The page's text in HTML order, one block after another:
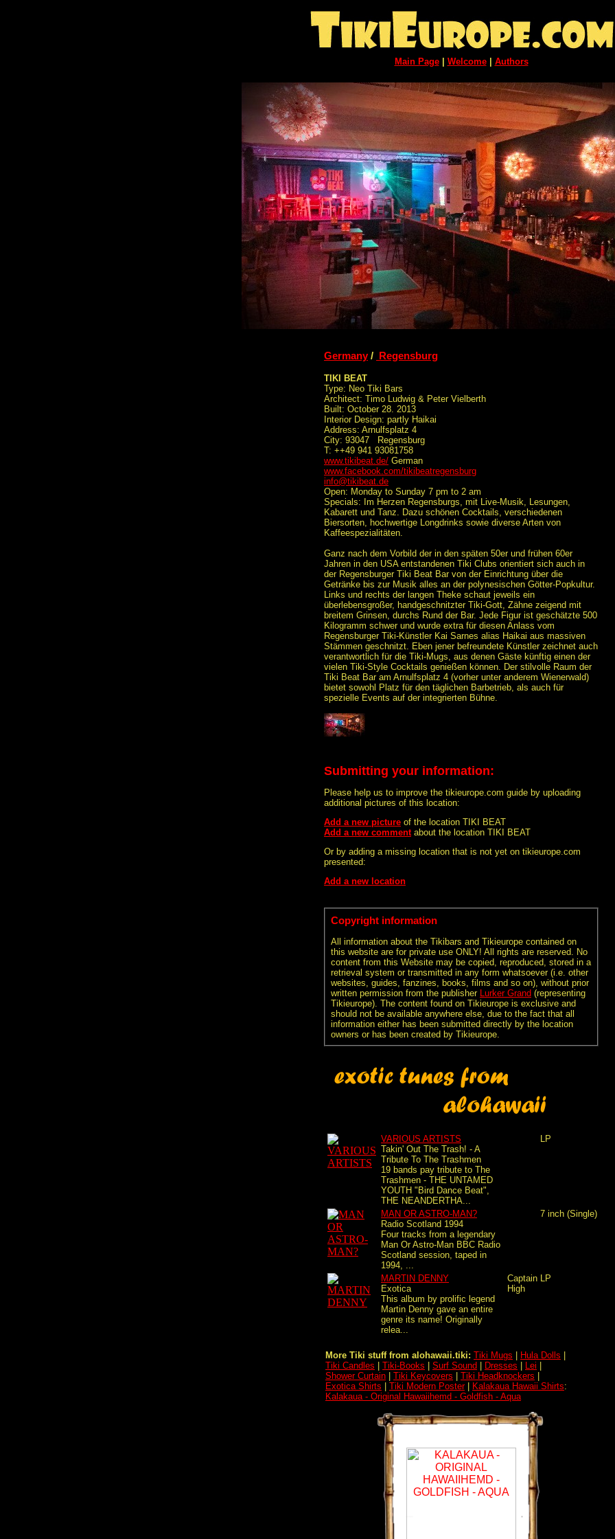
Main Page| Welcome| Authors
Germany/ Regensburg
TIKI BEAT
Type: Neo Tiki Bars
Architect: Timo Ludwig & Peter Vielberth
Built: October 28. 2013
Interior Design: partly Haikai
Address: Arnulfsplatz 4
City: 93047 Regensburg
T: ++49 941 93081758
www.tikibeat.de/ German
www.facebook.com/tikibeatregensburg
info@tikibeat.de
Open: Monday to Sunday 7 pm to 2 am
Specials: Im Herzen Regensburgs, mit Live-Musik, Lesungen,
Kabarett und Tanz. Dazu schönen Cocktails, verschiedenen
Biersorten, hochwertige Longdrinks sowie diverse Arten von
Kaffeespezialitäten.
Ganz nach dem Vorbild der in den späten 50er und frühen 60er
Jahren in den USA entstandenen Tiki Clubs orientiert sich auch in
der Regensburger Tiki Beat Bar von der Einrichtung über die
Getränke bis zur Musik alles an der polynesischen Götter-Popkultur.
Links und rechts der langen Theke schaut jeweils ein
überlebensgroßer, handgeschnitzter Tiki-Gott, Zähne zeigend mit
breitem Grinsen, durchs Rund der Bar. Jede Figur ist geschätzte 500
Kilogramm schwer und wurde extra für diesen Anlass vom
Regensburger Tiki-Künstler Kai Sarnes alias Haikai aus massiven
Stämmen geschnitzt. Eben jener befreundete Künstler zeichnet auch
verantwortlich für die Tiki-Mugs, aus denen Gäste künftig einen der
vielen Tiki-Style Cocktails genießen können. Der stilvolle Raum der
Tiki Beat Bar am Arnulfsplatz 4 (vorher unter anderem Wienerwald)
bietet sowohl Platz für den täglichen Barbetrieb, als auch für
spezielle Events auf der integrierten Bühne.
Submitting your information:
Please help us to improve the tikieurope.com guide by uploading
additional pictures of this location:
Add a new picture of the location TIKI BEAT
Add a new commentabout the location TIKI BEAT
Or by adding a missing location that is not yet on tikieurope.com
presented:
Add a new location
Copyright information
All information about the Tikibars and Tikieurope contained on
this website are for private use ONLY! All rights are reserved. No
content from this Website may be copied, reproduced, stored in a
retrieval system or transmitted in any form whatsoever (i.e. other
websites, guides, fanzines, books, films and so on), without prior
written permission from the publisher Lurker Grand (representing
Tikieurope). The content found on Tikieurope is exclusive and
should not be available anywhere else, due to the fact that all
information either has been submitted directly by the location
owners or has been created by Tikieurope.
VARIOUS ARTISTS
Takin' Out The Trash! - A
Tribute To The Trashmen
19 bands pay tribute to The
Trashmen - THE UNTAMED
YOUTH "Bird Dance Beat",
THE NEANDERTHA...
LP
MAN OR ASTRO-MAN?
Radio Scotland 1994
Four tracks from a legendary
Man Or Astro-Man BBC Radio
Scotland session, taped in
1994, ...
7 inch (Single)
MARTIN DENNY
Exotica
This album by prolific legend
Martin Denny gave an entire
genre its name! Originally
relea...
Captain
High
LP
More Tiki stuff from alohawaii.tiki: Tiki Mugs Hula Dolls
Tiki Candles
Tiki-Books Surf Sound Dresses Lei
Shower Curtain
Tiki Keycovers Tiki Headknockers
Exotica Shirts
Tiki Modern Poster| Kalakaua Hawaii Shirts:
Kalakaua - Original Hawaiihemd - Goldfish - Aqua